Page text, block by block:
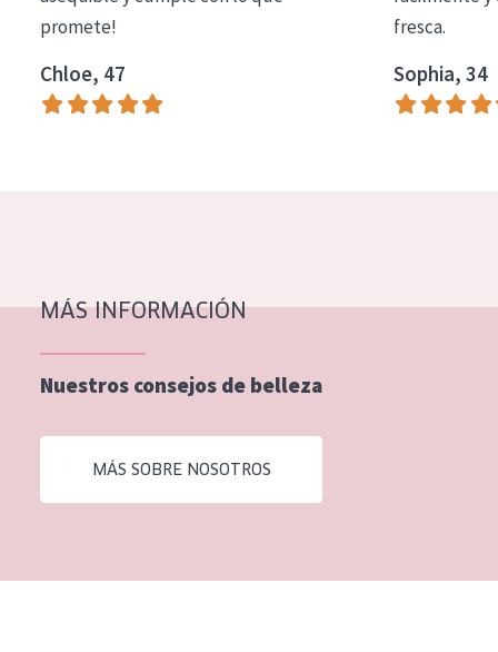
COLECCIÓN
Essentials
Lift+
Piel normal y seca
Piel mixata o grasa
Piel madura
Piel expuesta al sol
Piel menopáusica
Todas las edades
promete!
Chloe, 47
fresca.
Sophia, 34
MÁS INFORMACIÓN
Nuestros consejos de belleza
MÁS SOBRE NOSOTROS